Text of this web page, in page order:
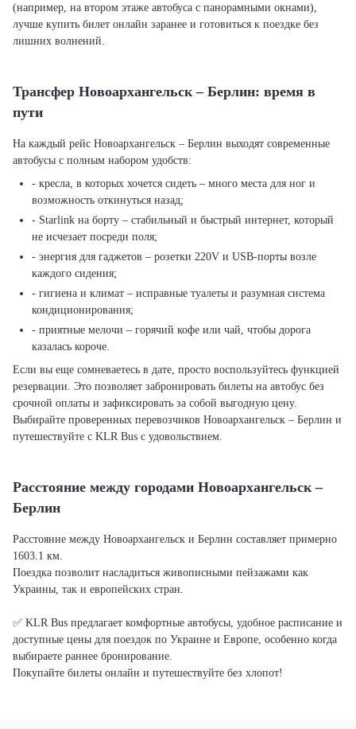
(например, на втором этаже автобуса с панорамными окнами),
лучше купить билет онлайн заранее и готовиться к поездке без
лишних волнений.
Трансфер Новоархангельск – Берлин: время в
пути
На каждый рейс Новоархангельск – Берлин выходят современные
автобусы с полным набором удобств:
- кресла, в которых хочется сидеть – много места для ног и
возможность откинуться назад;
- Starlink на борту – стабильный и быстрый интернет, который
не исчезает посреди поля;
- энергия для гаджетов – розетки 220V и USB-порты возле
каждого сидения;
- гигиена и климат – исправные туалеты и разумная система
кондиционирования;
- приятные мелочи – горячий кофе или чай, чтобы дорога
казалась короче.
Если вы еще сомневаетесь в дате, просто воспользуйтесь функцией
резервации. Это позволяет забронировать билеты на автобус без
срочной оплаты и зафиксировать за собой выгодную цену.
Выбирайте проверенных перевозчиков Новоархангельск – Берлин и
путешествуйте с KLR Bus с удовольствием.
Расстояние между городами Новоархангельск –
Берлин
Расстояние между Новоархангельск и Берлин составляет примерно
1603.1 км.
Поездка позволит насладиться живописными пейзажами как
Украины, так и европейских стран.
✅ KLR Bus предлагает комфортные автобусы, удобное расписание и
доступные цены для поездок по Украине и Европе, особенно когда
выбираете раннее бронирование.
Покупайте билеты онлайн и путешествуйте без хлопот!